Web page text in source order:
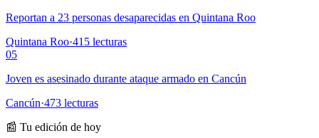
Reportan a 23 personas desaparecidas en Quintana Roo
Quintana Roo·415 lecturas
05
Joven es asesinado durante ataque armado en Cancún
Cancún·473 lecturas
📰 Tu edición de hoy